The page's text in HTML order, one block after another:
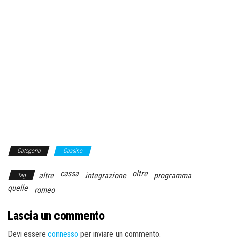
Categoria Cassino
Tag altre cassa integrazione oltre
programma
quelle
romeo
Lascia un commento
Devi essere connesso per inviare un commento.